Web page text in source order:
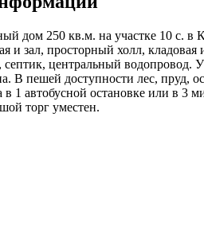
дом 250 кв.м. на участке 10 с. в
и зал, просторный холл,
септик, центральный
В пешей доступности лес, пруд,
в 1 автобусной остановке или в 3
торг уместен.